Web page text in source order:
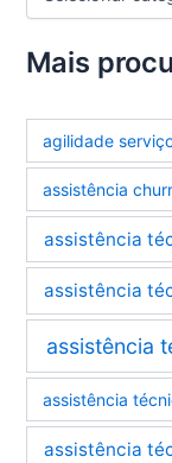
e
g
r
a
Mais
agilidade
assistência
assistência
assistência
assistência
assistência
assistência